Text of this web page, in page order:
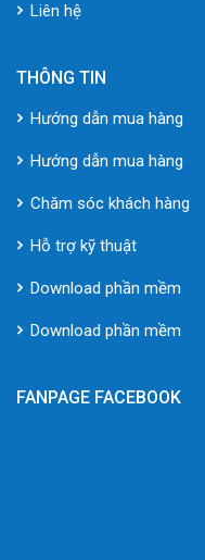
Liên hệ
THÔNG TIN
Hướng dẫn mua hàng
Hướng dẫn mua hàng
Chăm sóc khách hàng
Hỗ trợ kỹ thuật
Download phần mềm
Download phần mềm
FANPAGE FACEBOOK